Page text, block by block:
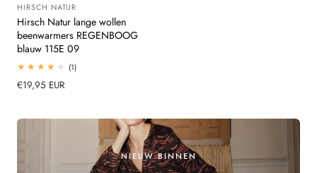
Leverancier:
HIRSCH NATUR
Hirsch Natur lange wollen
beenwarmers REGENBOOG
blauw 115E 09
(1)1
Normale
€19,95 EUR
NIEUW BINNEN